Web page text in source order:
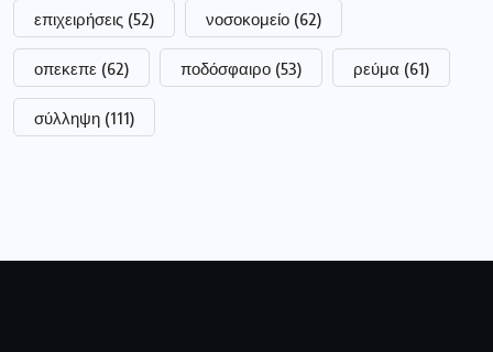
επιχειρήσεις (52) νοσοκομείο (62)
οπεκεπε (62) ποδόσφαιρο (53) ρεύμα (61)
σύλληψη (111)